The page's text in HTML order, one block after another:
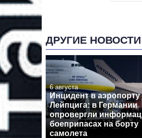
ДРУГИЕ
6 августа
Инцидент в аэропорту
Лейпцига: в Германии
опровергли
боеприпасах на борту
самолета